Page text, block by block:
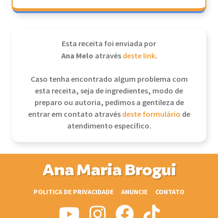
Esta receita foi enviada por
Ana Melo atravésdeste link.
Caso tenha encontrado algum problema com
esta receita, seja de ingredientes, modo de
preparo ou autoria, pedimos a gentileza de
entrar em contato atravésdeste formulário de
atendimento específico.
Ana Maria Brogui
POLITICA DE PRIVACIDADE ANUNCIE CONTATO